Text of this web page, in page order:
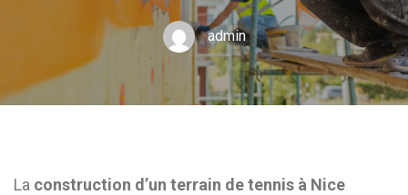
admin
La construction d’un terrain de tennis à Nice